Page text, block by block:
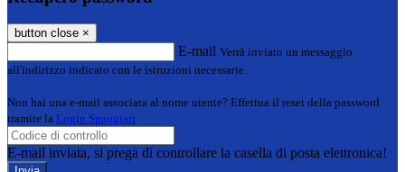
button close ×
E-mail Verrà inviato un messaggio
all'indirizzo indicato con le istruzioni necessarie.
Non hai una e-mail associata al nome utente? Effettua il reset della password
tramite la Login Spaggiari
E-mail inviata, si prega di controllare la casella di posta elettronica!